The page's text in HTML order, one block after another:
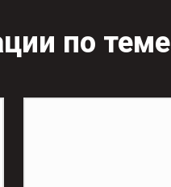
по теме